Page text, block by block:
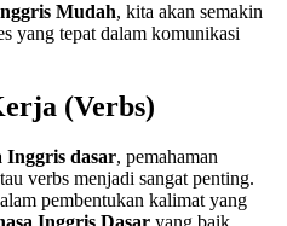
Mudah, kita akan semakin
yang tepat dalam komunikasi
(Verbs)
Inggris dasar, pemahaman
verbs menjadi sangat penting.
pembentukan kalimat yang